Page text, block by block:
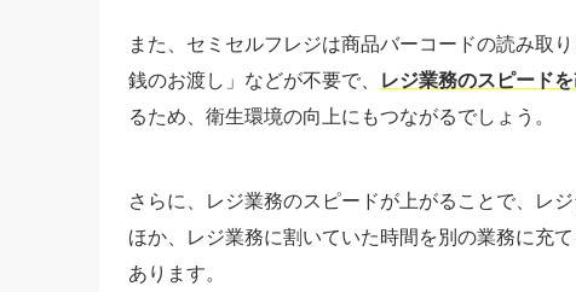
また、セミセルフレジは商品バーコードの読み取
銭のお渡し」などが不要で、 レジ業務のスピード
るため、衛生環境の向上にもつながるでしょう。
さらに、レジ業務のスピードが上がることで、レ
ほか、レジ業務に割いていた時間を別の業務に充て
あります。